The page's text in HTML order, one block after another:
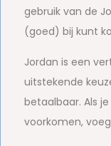
gebruik van de
(goed) bij kunt
Jordan is een
uitstekende
betaalbaar. Als
voorkomen,